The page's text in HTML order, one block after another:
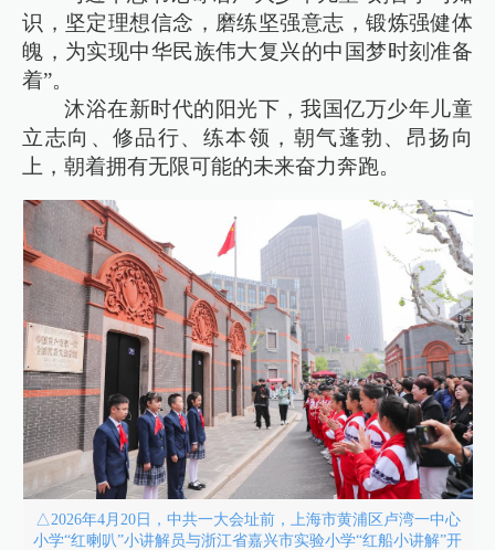
识，坚定理想信念，磨练坚强意志，锻炼强健体
魄，为实现中华民族伟大复兴的中国梦时刻准备
着”。
沐浴在新时代的阳光下，我国亿万少年儿童
立志向、修品行、练本领，朝气蓬勃、昂扬向
上，朝着拥有无限可能的未来奋力奔跑。
△2026年4月20日，中共一大会址前，上海市黄浦区卢湾一中心
小学“红喇叭”小讲解员与浙江省嘉兴市实验小学“红船小讲解”开